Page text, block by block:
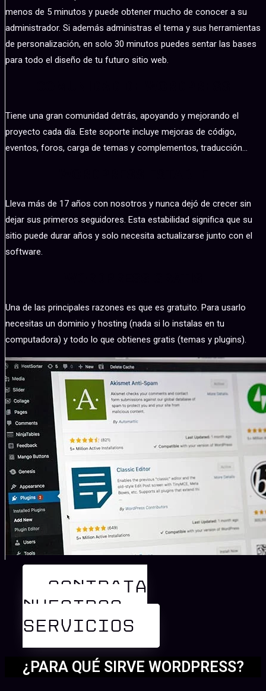
menos de 5 minutos y puede obtener mucho de conocer a su
administrador. Si además administras el tema y sus herramientas
de personalización, en solo 30 minutos puedes sentar las bases
para todo el diseño de tu futuro sitio web.
Tiene una gran comunidad detrás, apoyando y mejorando el
proyecto cada día. Este soporte incluye mejoras de código,
eventos, foros, carga de temas y complementos, traducción…
Lleva más de 17 años con nosotros y nunca dejó de crecer sin
dejar sus primeros seguidores. Esta estabilidad significa que su
sitio puede durar años y solo necesita actualizarse junto con el
software.
Una de las principales razones es que es gratuito. Para usarlo
necesitas un dominio y hosting (nada si lo instalas en tu
computadora) y todo lo que obtienes gratis (temas y plugins).
CONTRATA
NUESTROS
SERVICIOS
¿PARA QUÉ SIRVE WORDPRESS?